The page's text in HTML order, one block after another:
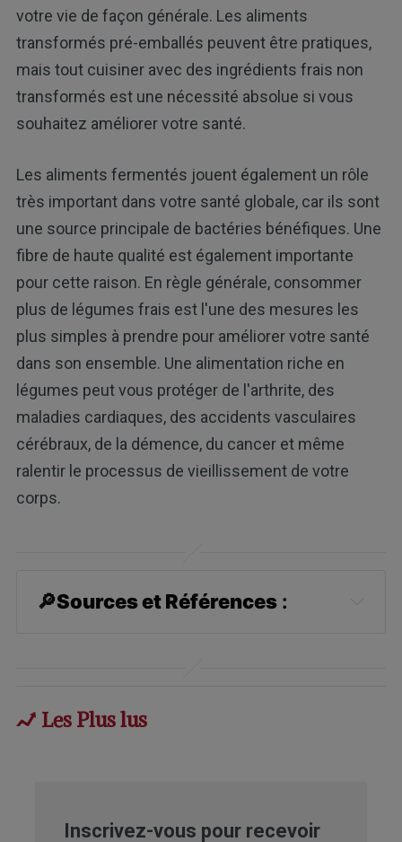
votre vie de façon générale. Les aliments
transformés pré-emballés peuvent être pratiques,
mais tout cuisiner avec des ingrédients frais non
transformés est une nécessité absolue si vous
souhaitez améliorer votre santé.
Les aliments fermentés jouent également un rôle
très important dans votre santé globale, car ils sont
une source principale de bactéries bénéfiques. Une
fibre de haute qualité est également importante
pour cette raison. En règle générale, consommer
plus de légumes frais est l'une des mesures les
plus simples à prendre pour améliorer votre santé
dans son ensemble. Une alimentation riche en
légumes peut vous protéger de l'arthrite, des
maladies cardiaques, des accidents vasculaires
cérébraux, de la démence, du cancer et même
ralentir le processus de vieillissement de votre
corps.
🔎Sources et Références :
Pain Medicine 2015 Jul 14. doi:
Les Plus lus
Inscrivez-vous pour recevoir